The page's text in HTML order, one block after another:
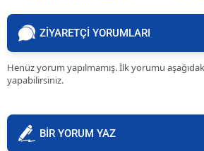
ZİYARETÇİ YORUMLARI
Henüz yorum yapılmamış. İlk yorumu
yapabilirsiniz.
BİR YORUM YAZ